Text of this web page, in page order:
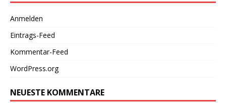
Anmelden
Eintrags-Feed
Kommentar-Feed
WordPress.org
NEUESTE KOMMENTARE